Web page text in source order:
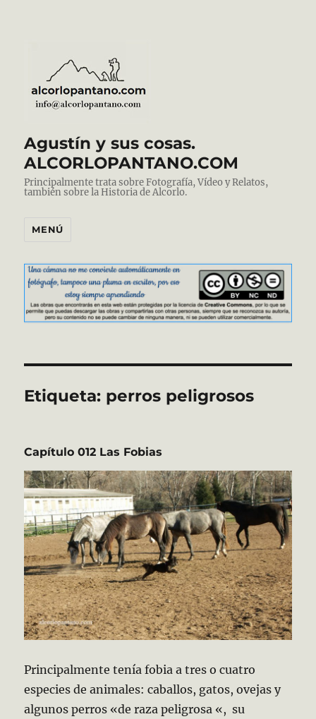
Agustín y sus cosas.
ALCORLOPANTANO.COM
Principalmente trata sobre Fotografía, Vídeo y Relatos,
también sobre la Historia de Alcorlo.
MENÚ
Etiqueta: perros peligrosos
Capítulo 012 Las Fobias
Principalmente tenía fobia a tres o cuatro
especies de animales: caballos, gatos, ovejas y
algunos perros «de raza peligrosa «, su